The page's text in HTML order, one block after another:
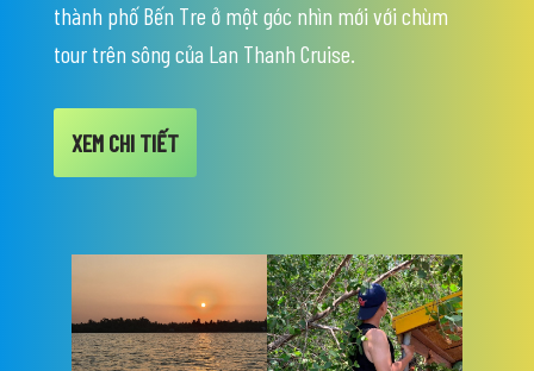
thành phố Bến Tre ở một góc nhìn mới với chùm
tour trên sông của Lan Thanh Cruise.
XEM CHI TIẾT